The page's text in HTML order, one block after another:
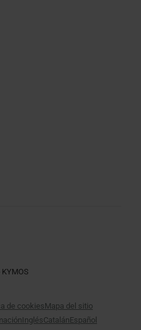
de cookiesMapa del sitio
InglésCatalánEspañol